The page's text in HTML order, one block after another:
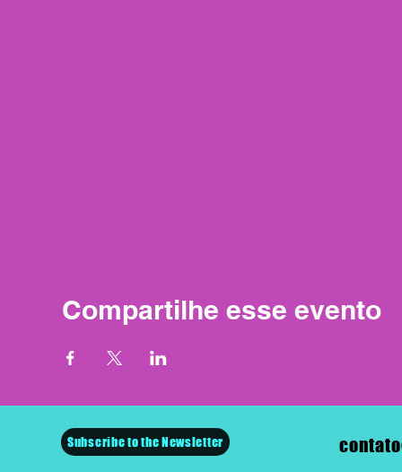
Compartilhe esse evento
Subscribe to the Newsletter